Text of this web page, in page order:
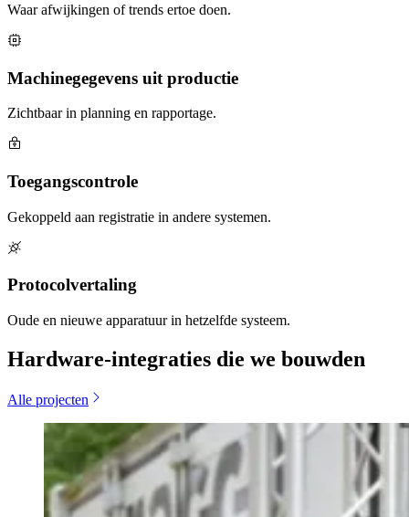
Waar afwijkingen of trends ertoe doen.
Machinegegevens uit productie
Zichtbaar in planning en rapportage.
Toegangscontrole
Gekoppeld aan registratie in andere systemen.
Protocolvertaling
Oude en nieuwe apparatuur in hetzelfde systeem.
Hardware-integraties die we bouwden
Alle projecten